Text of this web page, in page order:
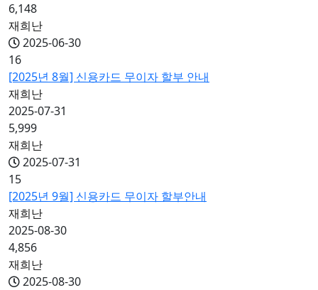
6,148
재희난
2025-06-30
16
[2025년 8월] 신용카드 무이자 할부 안내
재희난
2025-07-31
5,999
재희난
2025-07-31
15
[2025년 9월] 신용카드 무이자 할부안내
재희난
2025-08-30
4,856
재희난
2025-08-30